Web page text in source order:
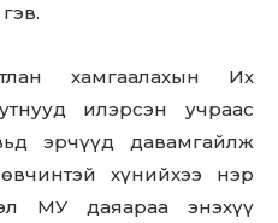
хамгаалахын Их
илэрсэн учраас
эрчүүд давамгайлж
хүнийхээ нэр
МУ даяараа энэхүү